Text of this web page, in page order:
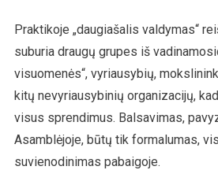
Praktikoje „daugiašalis valdymas“
suburia draugų grupes iš
visuomenės“, vyriausybių,
kitų nevyriausybinių organizacijų,
visus sprendimus. Balsavimas,
Asamblėjoje, būtų tik formalumas,
suvienodinimas pabaigoje.